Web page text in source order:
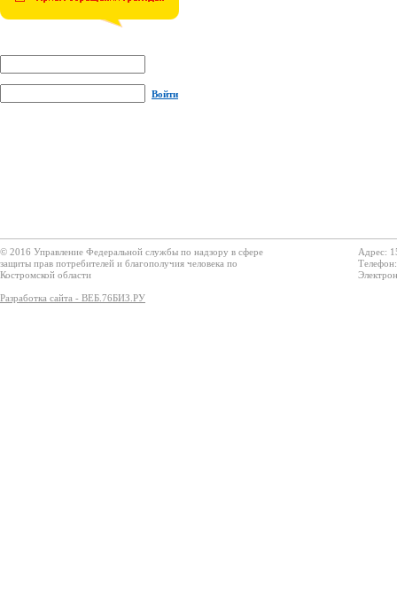
Войти
© 2016 Управление Федеральной службы по надзору в сфере
защиты прав потребителей и благополучия человека по
Костромской области
Разработка сайта - ВЕБ.76БИЗ.РУ
Адрес: